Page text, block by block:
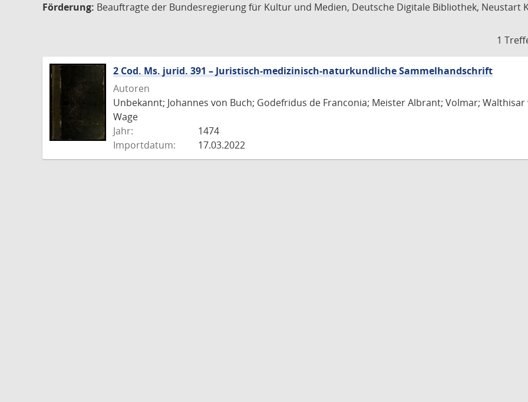
Förderung: Beauftragte der Bundesregierung für Kultur und Medien, Deutsche Digitale Bibliothek, Neustart
1
2 Cod. Ms. jurid. 391 – Juristisch-medizinisch-naturkundliche Sammelhandschrift
Autoren
Unbekannt; Johannes von Buch; Godefridus de Franconia; Meister Albrant; Volmar;
Wage
Jahr:
1474
Importdatum:
17.03.2022